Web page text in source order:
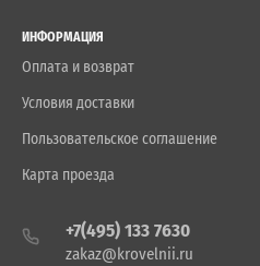
ИНФОРМАЦИЯ
Оплата и возврат
Условия доставки
Пользовательское соглашение
Карта проезда
+7(495) 133 7630
zakaz@krovelnii.ru